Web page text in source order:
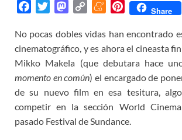
c
e
b
o
o
k
i
t
t
e
r
M
s
t
o
d
o
n
p
y
L
i
n
k
M
n
e
a
m
e
P
n
t
e
r
e
s
t
Share
No pocas dobles vidas han encontrado
cinematográfico, y es ahora el cineasta
Mikko Makela (que debutara hace
momento en común) el encargado de
de su nuevo film en esa tesitura,
competir en la sección World
pasado Festival de Sundance.